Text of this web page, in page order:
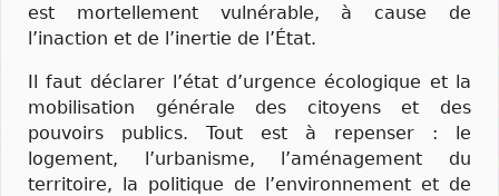
est mortellement vulnérable, à cause de
l’inaction et de l’inertie de l’État.
Il faut déclarer l’état d’urgence écologique et la
mobilisation générale des citoyens et des
pouvoirs publics. Tout est à repenser : le
logement, l’urbanisme, l’aménagement du
territoire, la politique de l’environnement et de